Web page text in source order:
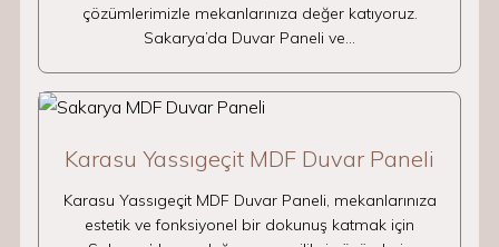
çözümlerimizle mekanlarınıza değer katıyoruz.
Sakarya’da Duvar Paneli ve…
Karasu Yassıgeçit MDF Duvar Paneli
Karasu Yassıgeçit MDF Duvar Paneli, mekanlarınıza
estetik ve fonksiyonel bir dokunuş katmak için